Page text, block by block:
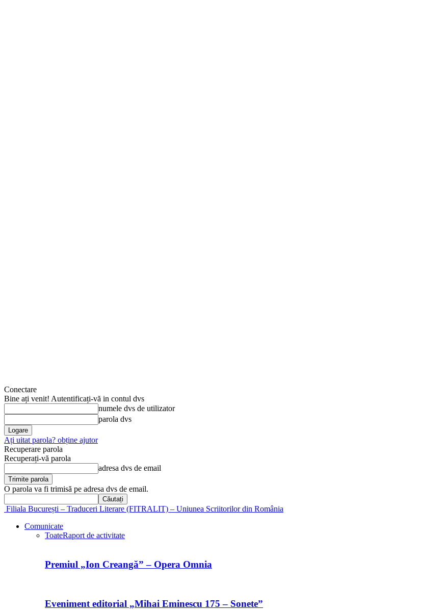
Conectare
Bine ați venit! Autentificați-vă in contul dvs
numele dvs de utilizator
parola dvs
Ați uitat parola? obține ajutor
Recuperare parola
Recuperați-vă parola
adresa dvs de email
O parola va fi trimisă pe adresa dvs de email.
Filiala București – Traduceri Literare (FITRALIT) – Uniunea Scriitorilor din România
Comunicate
ToateRaport de activitate
Premiul „Ion Creangă” – Opera Omnia
Eveniment editorial „Mihai Eminescu 175 – Sonete”